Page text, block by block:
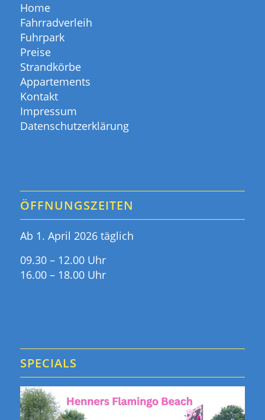
Home
Fahrradverleih
Fuhrpark
Preise
Strandkörbe
Appartements
Kontakt
Impressum
Datenschutzerklärung
ÖFFNUNGSZEITEN
Ab 1. April 2026 täglich
09.30 – 12.00 Uhr
16.00 – 18.00 Uhr
SPECIALS